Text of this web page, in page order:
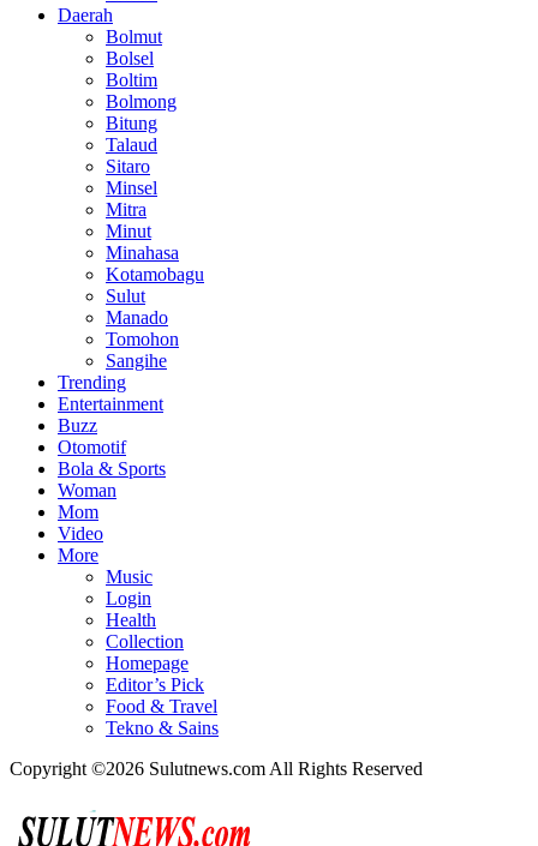
Daerah
Bolmut
Bolsel
Boltim
Bolmong
Bitung
Talaud
Sitaro
Minsel
Mitra
Minut
Minahasa
Kotamobagu
Sulut
Manado
Tomohon
Sangihe
Trending
Entertainment
Buzz
Otomotif
Bola & Sports
Woman
Mom
Video
More
Music
Login
Health
Collection
Homepage
Editor’s Pick
Food & Travel
Tekno & Sains
Copyright ©2026 Sulutnews.com All Rights Reserved